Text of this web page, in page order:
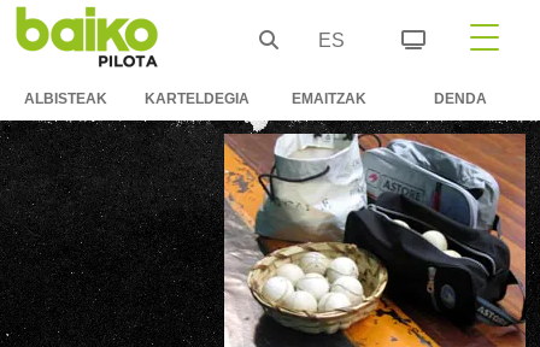
ES
ALBISTEAK KARTELDEGIA EMAITZAK DENDA